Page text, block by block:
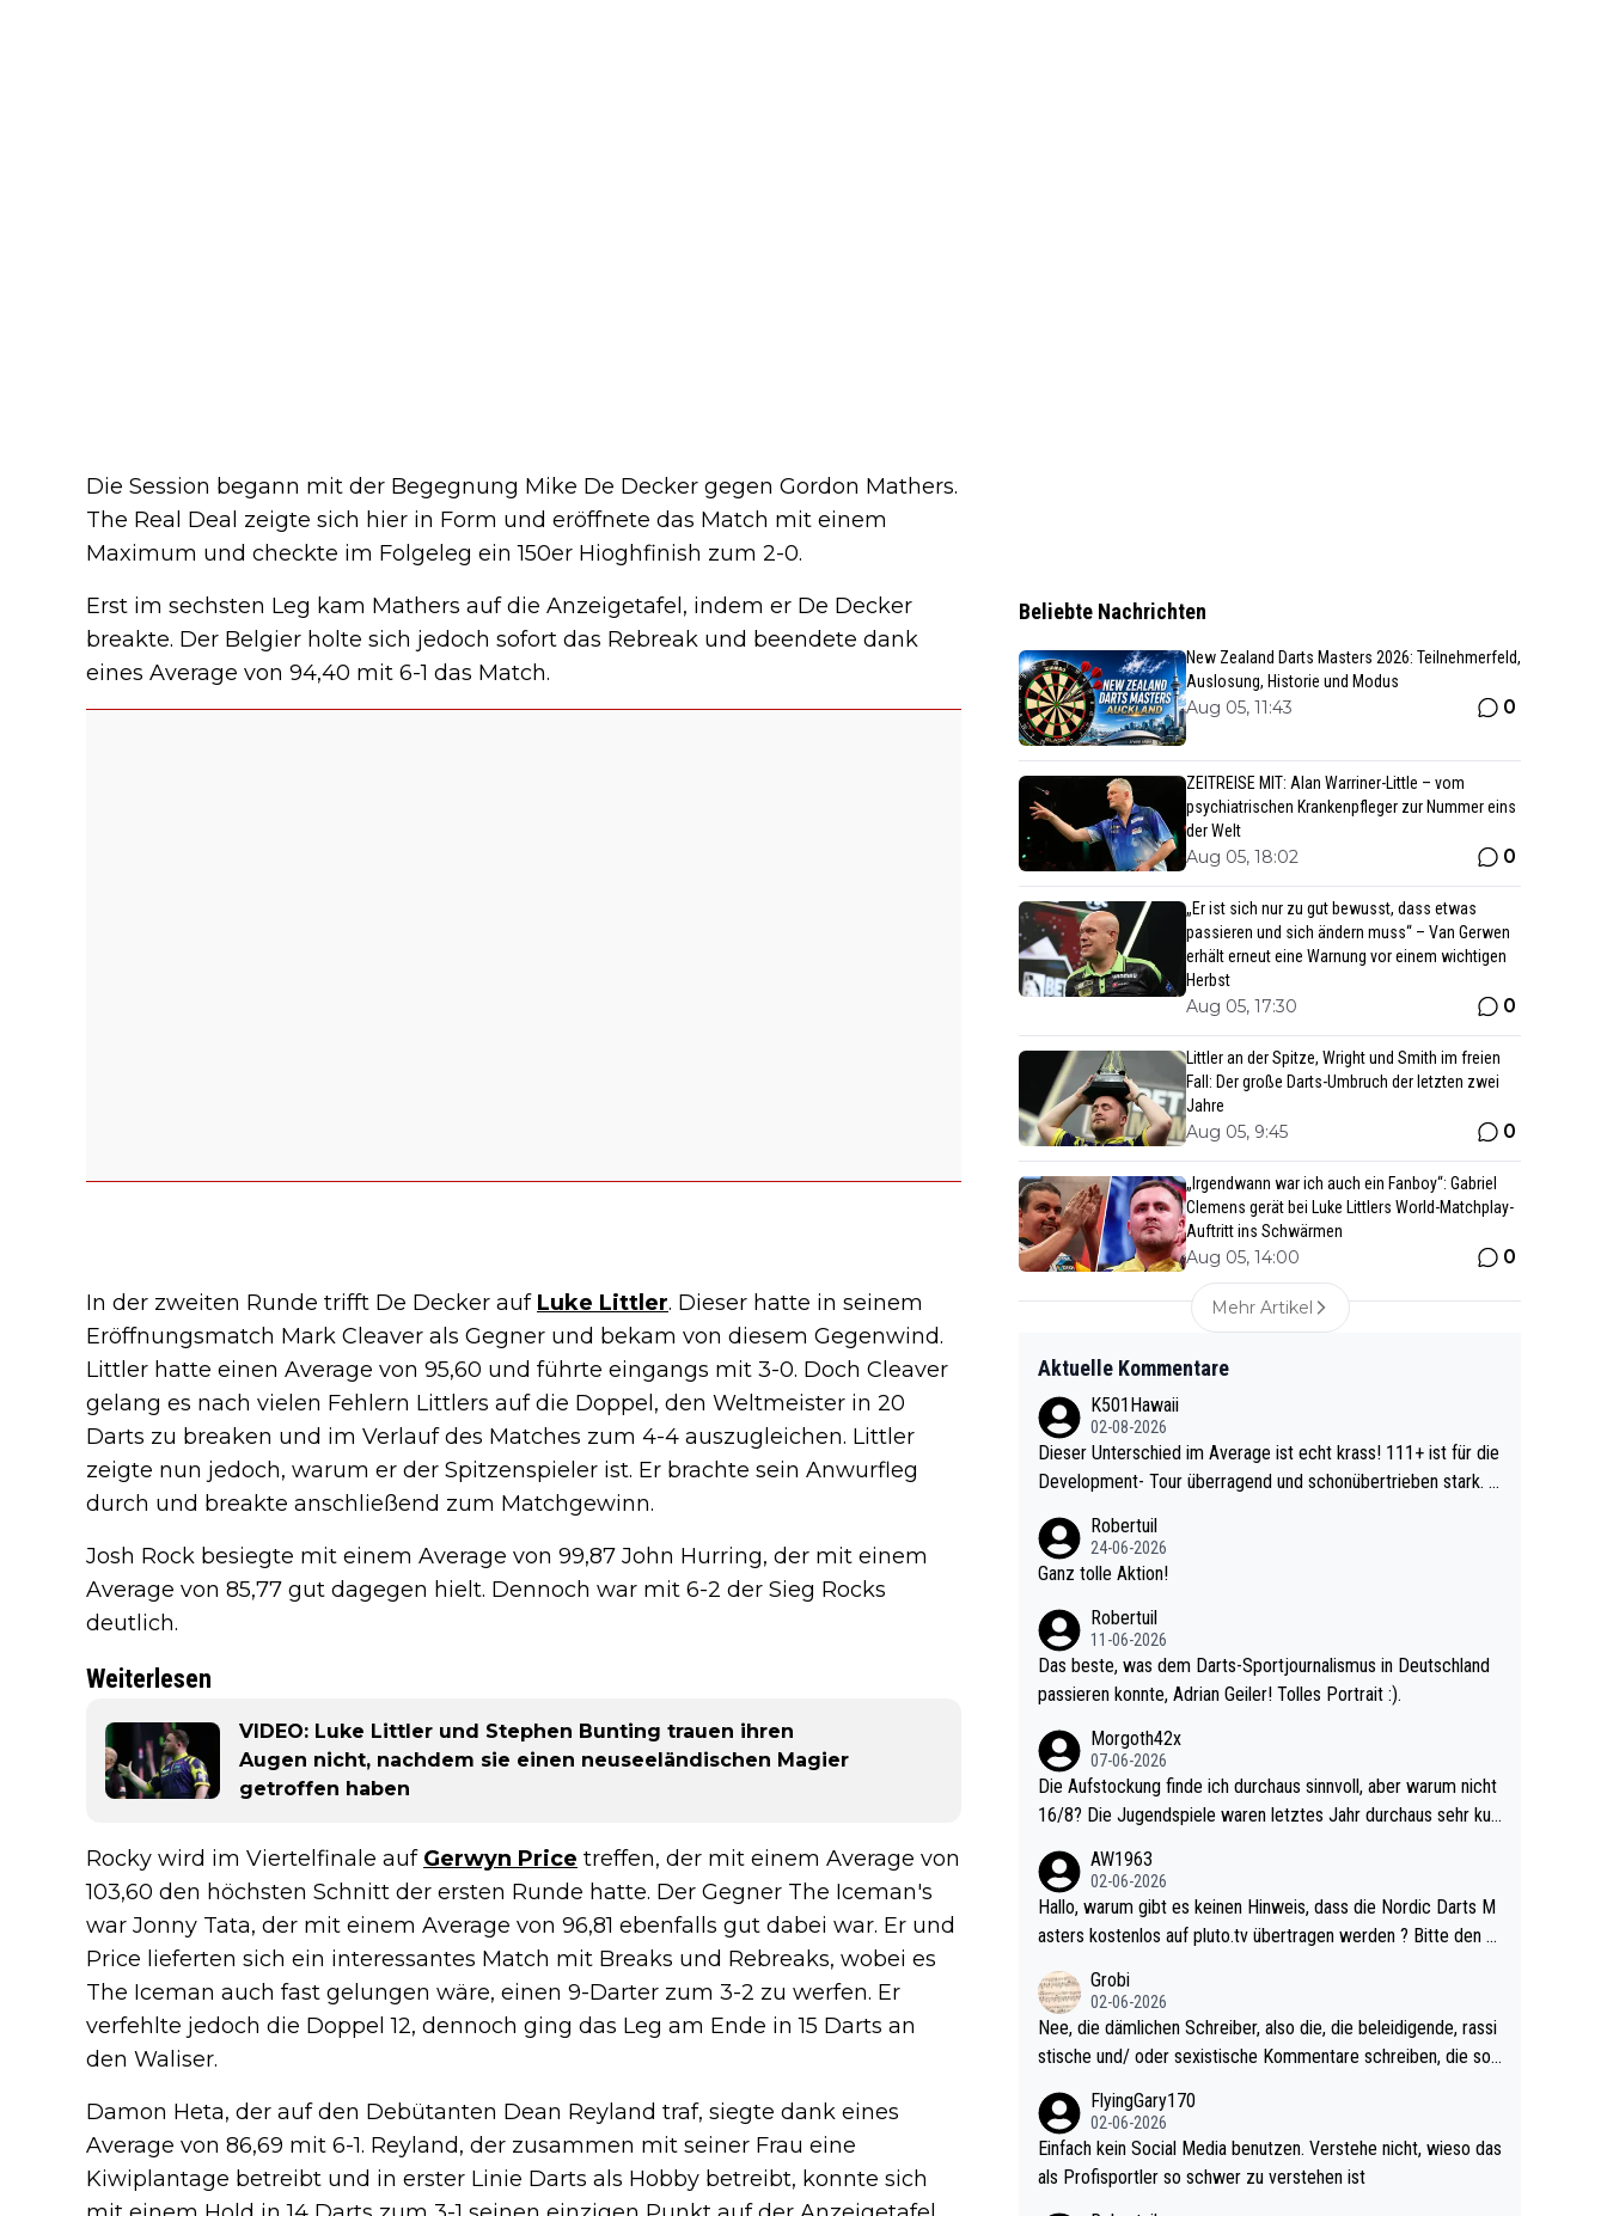
Die Session begann mit der Begegnung Mike De Decker gegen Gordon Mathers.
The Real Deal zeigte sich hier in Form und eröffnete das Match mit einem
Maximum und checkte im Folgeleg ein 150er Hioghfinish zum 2-0.
Erst im sechsten Leg kam Mathers auf die Anzeigetafel, indem er De Decker
breakte. Der Belgier holte sich jedoch sofort das Rebreak und beendete dank
eines Average von 94,40 mit 6-1 das Match.
In der zweiten Runde trifft De Decker auf Luke Littler. Dieser hatte in seinem
Eröffnungsmatch Mark Cleaver als Gegner und bekam von diesem Gegenwind.
Littler hatte einen Average von 95,60 und führte eingangs mit 3-0. Doch Cleaver
gelang es nach vielen Fehlern Littlers auf die Doppel, den Weltmeister in 20
Darts zu breaken und im Verlauf des Matches zum 4-4 auszugleichen. Littler
zeigte nun jedoch, warum er der Spitzenspieler ist. Er brachte sein Anwurfleg
durch und breakte anschließend zum Matchgewinn.
Josh Rock besiegte mit einem Average von 99,87 John Hurring, der mit einem
Average von 85,77 gut dagegen hielt. Dennoch war mit 6-2 der Sieg Rocks
deutlich.
Weiterlesen
VIDEO: Luke Littler und Stephen Bunting trauen ihren
Augen nicht, nachdem sie einen neuseeländischen Magier
getroffen haben
Rocky wird im Viertelfinale auf Gerwyn Price treffen, der mit einem Average von
103,60 den höchsten Schnitt der ersten Runde hatte. Der Gegner The Iceman's
war Jonny Tata, der mit einem Average von 96,81 ebenfalls gut dabei war. Er und
Price lieferten sich ein interessantes Match mit Breaks und Rebreaks, wobei es
The Iceman auch fast gelungen wäre, einen 9-Darter zum 3-2 zu werfen. Er
verfehlte jedoch die Doppel 12, dennoch ging das Leg am Ende in 15 Darts an
den Waliser.
Damon Heta, der auf den Debütanten Dean Reyland traf, siegte dank eines
Average von 86,69 mit 6-1. Reyland, der zusammen mit seiner Frau eine
Kiwiplantage betreibt und in erster Linie Darts als Hobby betreibt, konnte sich
Beliebte Nachrichten
New Zealand Darts Masters 2026: Teilnehmerfeld,
Auslosung, Historie und Modus
Aug 05, 11:43 0
ZEITREISE MIT: Alan Warriner-Little – vom
psychiatrischen Krankenpfleger zur Nummer eins
der Welt
Aug 05, 18:02 0
„Er ist sich nur zu gut bewusst, dass etwas
passieren und sich ändern muss“ – Van Gerwen
erhält erneut eine Warnung vor einem wichtigen
Herbst
Aug 05, 17:30 0
Littler an der Spitze, Wright und Smith im freien
Fall: Der große Darts-Umbruch der letzten zwei
Jahre
Aug 05, 9:45 0
„Irgendwann war ich auch ein Fanboy“: Gabriel
Clemens gerät bei Luke Littlers World-Matchplay-
Auftritt ins Schwärmen
Aug 05, 14:00 0
Mehr Artikel
Aktuelle Kommentare
K501Hawaii
02-08-2026
Dieser Unterschied im Average ist echt krass! 111+ ist für die
Development- Tour überragend und schonübertrieben stark. U
e mal 40+ erst recht. Da gewinnst keinen Blumentopf - ist ja n
och krasser wie ein Pokalspiel eines Kreisligisten vs einem Bu
Robertuil
24-06-2026
Ganz tolle Aktion!
Robertuil
11-06-2026
Das beste, was dem Darts-Sportjournalismus in Deutschland
passieren konnte, Adrian Geiler! Tolles Portrait :).
Morgoth42x
07-06-2026
Die Aufstockung finde ich durchaus sinnvoll, aber warum nicht
16/8? Die Jugendspiele waren letztes Jahr durchaus sehr kur
l. Allerdings ist Mitchell Lawrie als Nummer 1 der Welt eh quali
fiziert. Somit ändert die automatische Qualifikation des Weltm
eisters erstmal nichts. Ich denke sie wollen damit für nächste
d wohl wenig WDF Turniere spielen. Dies war bei Archie Self l
etztes Jahr der Fall. Er musste als amtierender Weltmeister d
urch den Qualifier und ich glaube kaum, dass Mitchel sich das
(in Vegas) antun würde, wenn er doch eigentlich die PDC-WM
als Ziel hat.
AW1963
02-06-2026
Hallo, warum gibt es keinen Hinweis, dass die Nordic Darts M
asters kostenlos auf pluto.tv übertragen werden ? Bitte den A
Grobi
02-06-2026
Nee, die dämlichen Schreiber, also die, die beleidigende, rassi
stische und/ oder sexistische Kommentare schreiben, die soll
nes Leben in den Griff kriegen. Nur eins wundert mich: Luke Li
ttler war doch neulich erst derjenige, der über Social Media G
vV provoziert hat. Und Littlers Mutter schießt öfters mal gege
FlyingGary170
02-06-2026
Einfach kein Social Media benutzen. Verstehe nicht, wieso das
als Profisportler so schwer zu verstehen ist